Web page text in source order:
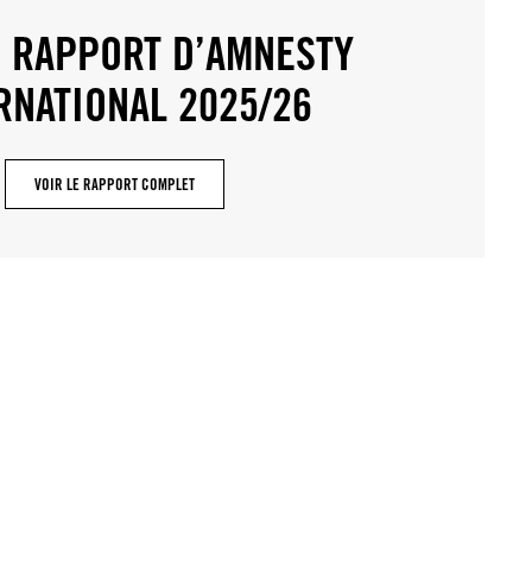
D’AMNESTY
2025/26
VOIR LE RAPPORT COMPLET